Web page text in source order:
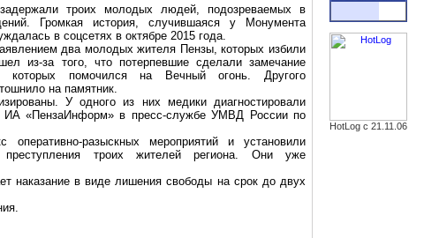
троих молодых людей, подозреваемых в
Громкая история, случившаяся у Монумента
в соцсетях в октябре 2015 года.
два молодых жителя Пензы, которых избили
из-за того, что потерпевшие сделали замечание
помочился на Вечный огонь. Другого
на памятник.
У одного из них медики диагностировали
ИА «ПензаИнформ» в пресс-службе УМВД России по
оперативно-разыскныхмероприятий и установили
преступления троих жителей региона. Они уже
наказание в виде лишения свободы на срок до двух
HotLog с 21.11.06